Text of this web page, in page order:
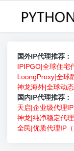
国外IP代理推荐：
IPIPGO|全球住宅
LoongProxy|全球
神龙海外|全球动
国内IP代理推荐：
天启|企业级代理
神龙|纯净稳定代
全民|优质代理IP